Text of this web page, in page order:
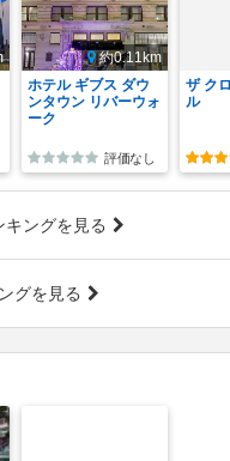
約0.11km
ホテル ギブス ダウ
ンタウン リバーウォ
ーク
評価なし
ザ ク
ル
ングを見る
グを見る